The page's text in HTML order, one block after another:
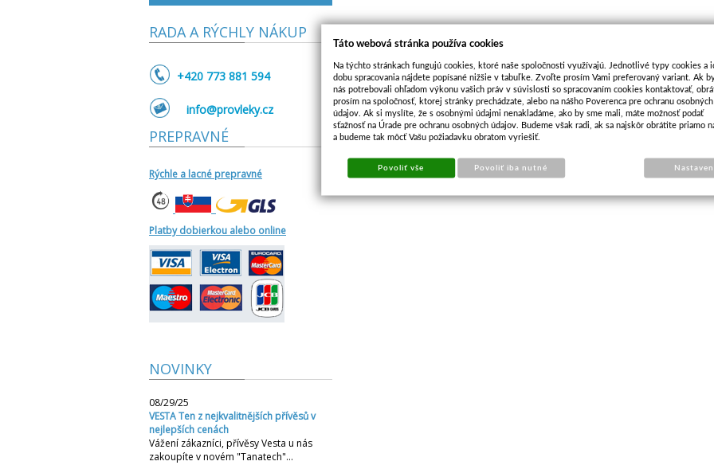
RADA A RÝCHLY NÁKUP
+420 773 881 594
info@provleky.cz
PREPRAVNÉ
Rýchle a lacné prepravné
Platby dobierkou alebo online
NOVINKY
08/29/25
VESTA Ten z nejkvalitnějších přívěsů v
nejlepších cenách
Vážení zákazníci, přívěsy Vesta u nás
zakoupíte v novém "Tanatech"…
Táto webová stránka používa cookies
Na týchto stránkach fungujú cookies, ktoré naše spoločnosti využívajú. Jednotlivé typy cookies a
dobu spracovania nájdete popísané nižšie v tabuľke. Zvoľte prosím Vami preferovaný variant. Ak
nás potrebovali ohľadom výkonu vašich práv v súvislosti so spracovaním cookies kontaktovať,
prosím na spoločnosť, ktorej stránky prechádzate, alebo na nášho Poverenca pre ochranu osobných
údajov. Ak si myslíte, že s osobnými údajmi nenakladáme, ako by sme mali, máte možnosť podať
sťažnosť na Úrade pre ochranu osobných údajov. Budeme však radi, ak sa najskôr obrátite priamo
a budeme tak môcť Vašu požiadavku obratom vyriešiť.
Povoliť vše Povoliť iba nutné